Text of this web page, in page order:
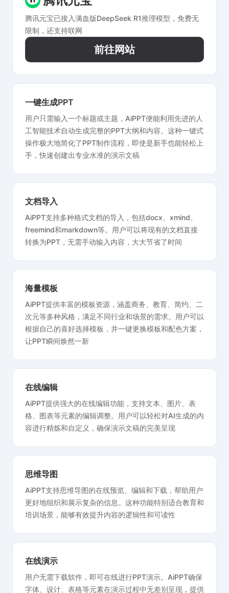
腾讯元宝已接入满血版DeepSeek R1推理模型，免费无
限制，还支持联网
前往网站
一键生成PPT
用户只需输入一个标题或主题，AiPPT便能利用先进的人
工智能技术自动生成完整的PPT大纲和内容。这种一键式
操作极大地简化了PPT制作流程，即使是新手也能轻松上
手，快速创建出专业水准的演示文稿
文档导入
AiPPT支持多种格式文档的导入，包括docx、xmind、
freemind和markdown等。用户可以将现有的文档直接
转换为PPT，无需手动输入内容，大大节省了时间
海量模板
AiPPT提供丰富的模板资源，涵盖商务、教育、简约、二
次元等多种风格，满足不同行业和场景的需求。用户可以
根据自己的喜好选择模板，并一键更换模板和配色方案，
让PPT瞬间焕然一新
在线编辑
AiPPT提供强大的在线编辑功能，支持文本、图片、表
格、图表等元素的编辑调整。用户可以轻松对AI生成的内
容进行精炼和自定义，确保演示文稿的完美呈现
思维导图
AiPPT支持思维导图的在线预览、编辑和下载，帮助用户
更好地组织和展示复杂的信息。这种功能特别适合教育和
培训场景，能够有效提升内容的逻辑性和可读性
在线演示
用户无需下载软件，即可在线进行PPT演示。AiPPT确保
字体、设计、表格等元素在演示过程中无差别呈现，提供